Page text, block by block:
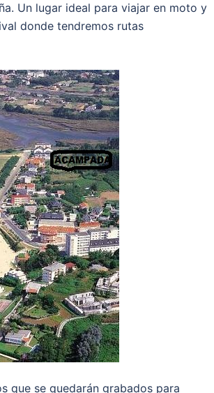
Un lugar ideal para viajar en moto y
donde tendremos rutas
que se quedarán grabados para